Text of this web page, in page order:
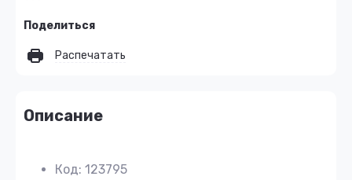
Поделиться
Распечатать
Описание
Код: 123795